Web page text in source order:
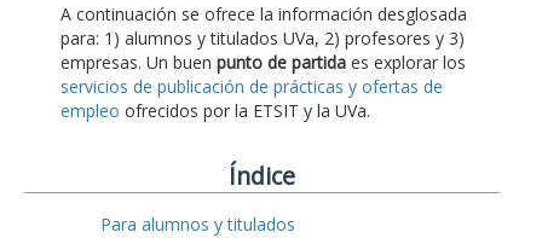
A continuación se ofrece la información desglosada
para: 1) alumnos y titulados UVa, 2) profesores y 3)
empresas. Un buen punto de partida es explorar los
servicios de publicación de prácticas y ofertas de
empleo ofrecidos por la ETSIT y la UVa.
Índice
Para alumnos y titulados